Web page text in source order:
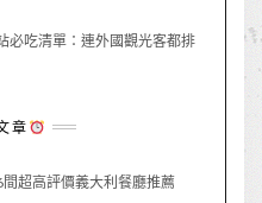
必吃清單：連外國觀光客都排
章
超高評價義大利餐廳推薦